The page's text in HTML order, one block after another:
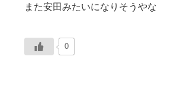
また安田みたいになりそうやな
0